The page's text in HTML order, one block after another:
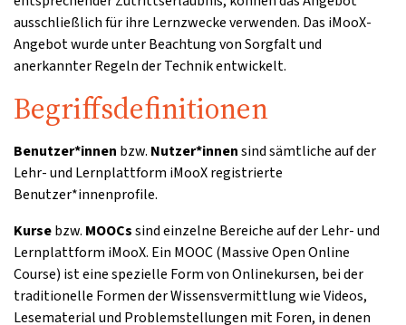
ausschließlich für ihre Lernzwecke verwenden. Das iMooX-
Angebot wurde unter Beachtung von Sorgfalt und
anerkannter Regeln der Technik entwickelt.
Begriffsdefinitionen
Benutzer*innen bzw. Nutzer*innensind sämtliche auf der
Lehr- und Lernplattform iMooX registrierte
Benutzer*innenprofile.
Kursebzw. MOOCssind einzelne Bereiche auf der Lehr- und
Lernplattform iMooX. Ein MOOC (Massive Open Online
Course) ist eine spezielle Form von Onlinekursen, bei der
traditionelle Formen der Wissensvermittlung wie Videos,
Lesematerial und Problemstellungen mit Foren, in denen